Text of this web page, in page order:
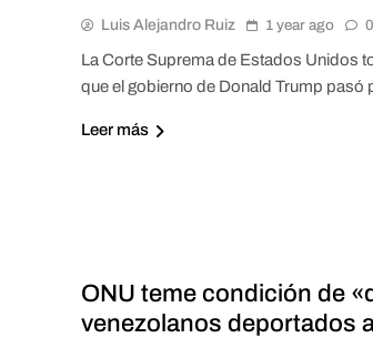
Luis Alejandro Ruiz 1 year ago 0
La Corte Suprema de Estados Unidos
que el gobierno de Donald Trump
Leer más
ONU teme condición de
venezolanos deportados